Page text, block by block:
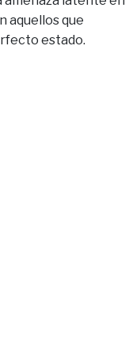
aquellos que
estado.